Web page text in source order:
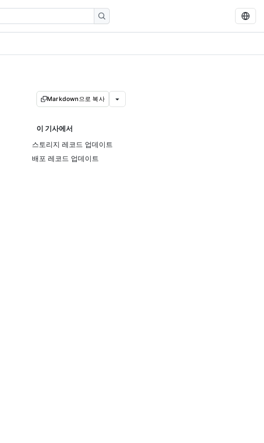
Markdown으로 복사
이 기사에서
스토리지 레코드 업데이트
배포 레코드 업데이트